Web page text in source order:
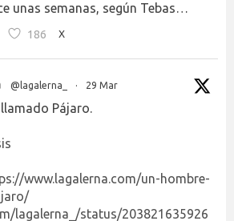
unas semanas, según Tebas…
186 X
@lagalerna_ · 29 Mar
Pájaro.
www.lagalerna.com/un-hombre-
lagalerna_/status/203821635926